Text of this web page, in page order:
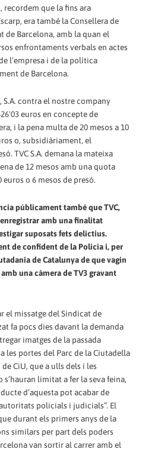
recordem que la fins ara
era també la Consellera de
Barcelona, amb la quan el
enfrontaments verbals en actes
l’empresa i de la política
de Barcelona.
S.A. contra el nostre company
euros en concepte de
i la pena multa de 20 mesos a 10
o, subsidiàriament, el
TVC S.A. demana la mateixa
de 12 mesos amb una quota
euros o 6 mesos de presó.
públicament també que TVC,
enregistrar amb una finalitat
suposats fets delictius.
de confident de la Policia i, per
de Catalunya de que vagin
una càmera de TV3 gravant
el missatge del Sindicat de
fa pocs dies davant la demanda
imatges de la passada
les portes del Parc de la Ciutadella
CiU, que a ulls dels i les
limitat a fer la seva feina,
d’aquesta pot acabar de
policials i judicials”. El
durant els primers anys de la
similars per part dels poders
van sortir al carrer amb el